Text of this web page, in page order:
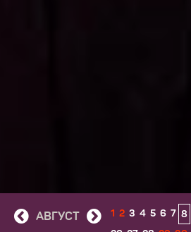
АВГУСТ 1 2 3 4 5 6 7 8